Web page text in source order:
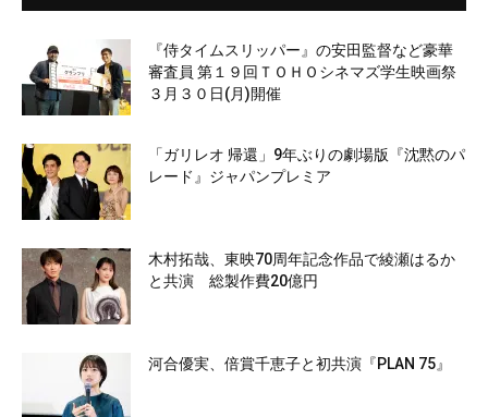
『侍タイムスリッパー』の安田監督など豪華
審査員 第１９回ＴＯＨＯシネマズ学生映画祭
３月３０日(月)開催
「ガリレオ 帰還」9年ぶりの劇場版『沈黙のパ
レード』ジャパンプレミア
木村拓哉、東映70周年記念作品で綾瀬はるか
と共演 総製作費20億円
河合優実、倍賞千恵子と初共演『PLAN 75』